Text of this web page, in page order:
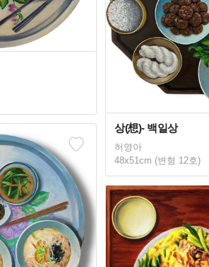
상(想)- 백일상
허영아
48x51cm (변형 12호)